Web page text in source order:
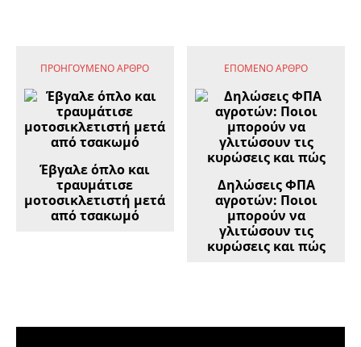
ΠΡΟΗΓΟΎΜΕΝΟ ΆΡΘΡΟ
Έβγαλε όπλο και
τραυμάτισε
μοτοσικλετιστή μετά
από τσακωμό
ΕΠΌΜΕΝΟ ΆΡΘΡΟ
Δηλώσεις ΦΠΑ
αγροτών: Ποιοι
μπορούν να
γλιτώσουν τις
κυρώσεις και πώς